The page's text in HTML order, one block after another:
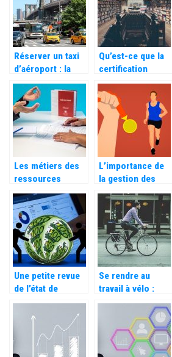
Réserver un taxi
d’aéroport : la
nouvelle méthode
la plus pratique
pour vos voyages
Qu’est-ce que la
certification
Qualiopi ?
Les métiers des
ressources
humaines
L’importance de
la gestion des
récompenses
pour votre
entreprise
Une petite revue
de l’état de
l’économie
mondiale en 2022
Se rendre au
travail à vélo :
comment s’y
préparer ?